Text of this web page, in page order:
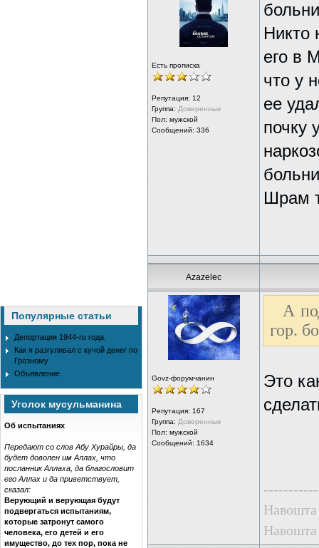
Популярные статьи
Депортация 1944-го года.
Как я разгуливал с кучой денег по
Грозному
Объявление
Уголок мусульманина
Об испытаниях
Передают со слов Абу Хурайры, да
будет доволен им Аллах, что
посланник Аллаха, да благословит
его Аллах и да приветствует,
сказал:
Верующий и верующая будут
подвергаться испытаниям,
которые затронут самого
человека, его детей и его
имущество, до тех пор, пока не
Есть прописка
Репутация: 12
Группа: Доверенные
Пол: мужской
Сообщений: 336
Никто
его в
что у
ее
почку
Шрам
Azazelec
Govz-форумчанин
Репутация: 167
Группа: Доверенные
Пол: мужской
Сообщений: 1634
А
гор.
Это
Навошта
Навошта